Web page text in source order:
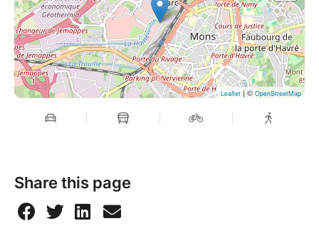
Leaflet | © OpenStreetMap
Share this page